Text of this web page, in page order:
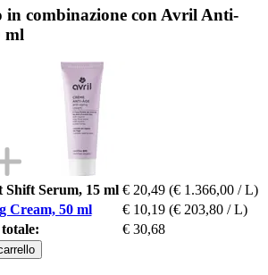
in combinazione con Avril Anti-
ml
Serum, 15 ml € 20,49 (€ 1.366,00 / L)
Cream, 50 ml
€ 10,19 (€ 203,80 / L)
€ 30,68